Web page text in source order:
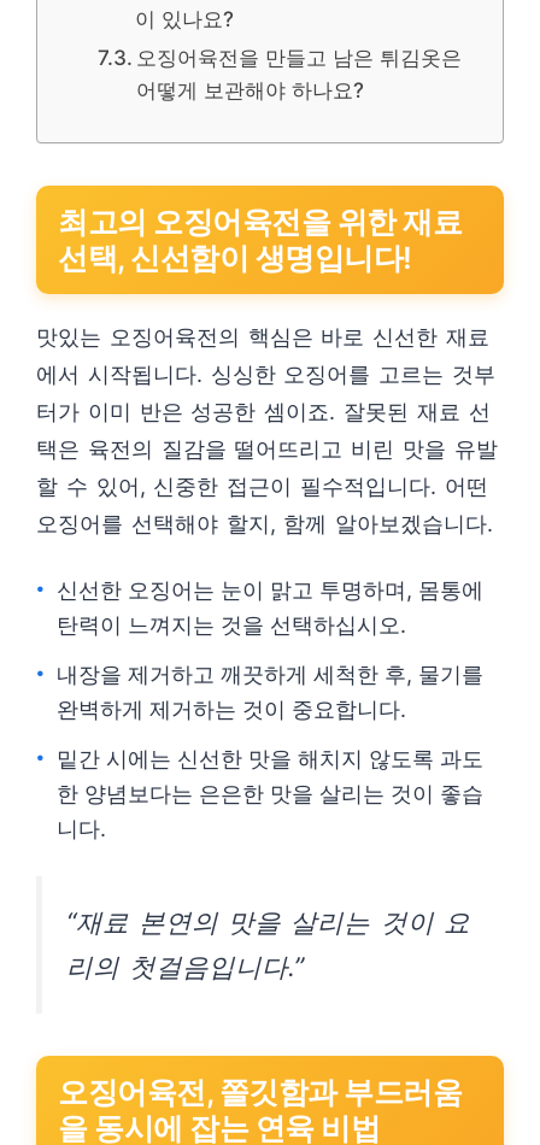
이 있나요?
오징어육전을 만들고 남은 튀김옷은
어떻게 보관해야 하나요?
최고의 오징어육전을 위한 재료
선택, 신선함이 생명입니다!
맛있는 오징어육전의 핵심은 바로 신선한 재료
에서 시작됩니다. 싱싱한 오징어를 고르는 것부
터가 이미 반은 성공한 셈이죠. 잘못된 재료 선
택은 육전의 질감을 떨어뜨리고 비린 맛을 유발
할 수 있어, 신중한 접근이 필수적입니다. 어떤
오징어를 선택해야 할지, 함께 알아보겠습니다.
신선한 오징어는 눈이 맑고 투명하며, 몸통에
탄력이 느껴지는 것을 선택하십시오.
내장을 제거하고 깨끗하게 세척한 후, 물기를
완벽하게 제거하는 것이 중요합니다.
밑간 시에는 신선한 맛을 해치지 않도록 과도
한 양념보다는 은은한 맛을 살리는 것이 좋습
니다.
“재료 본연의 맛을 살리는 것이 요
리의 첫걸음입니다.”
오징어육전, 쫄깃함과 부드러움
을 동시에 잡는 연육 비법